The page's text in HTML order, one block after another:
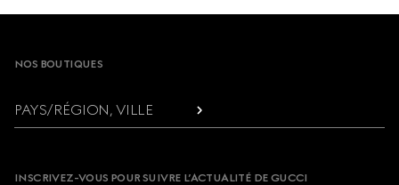
NOS BOUTIQUES
PAYS/RÉGION, VILLE
INSCRIVEZ-VOUS POUR SUIVRE L’ACTUALITÉ DE GUCCI